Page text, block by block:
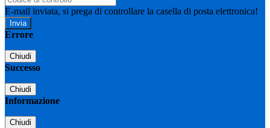
E-mail inviata, si prega di controllare la casella di posta elettronica!
Errore
Chiudi
Successo
Chiudi
Informazione
Chiudi